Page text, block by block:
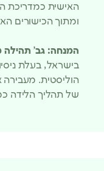
האישית כמדריכת
ומתוך הכישורים
המנחה: גב’
בישראל, בעלת
הוליסטית.
של תהליך הלידה